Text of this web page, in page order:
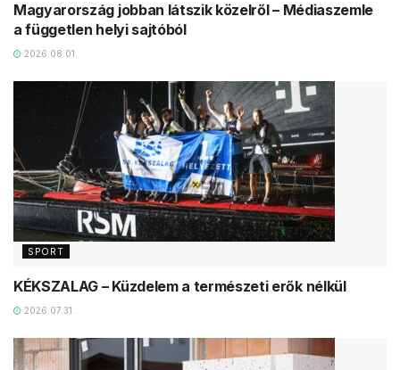
Magyarország jobban látszik közelről – Médiaszemle
a független helyi sajtóból
2026.08.01.
SPORT
KÉKSZALAG – Küzdelem a természeti erők nélkül
2026.07.31.